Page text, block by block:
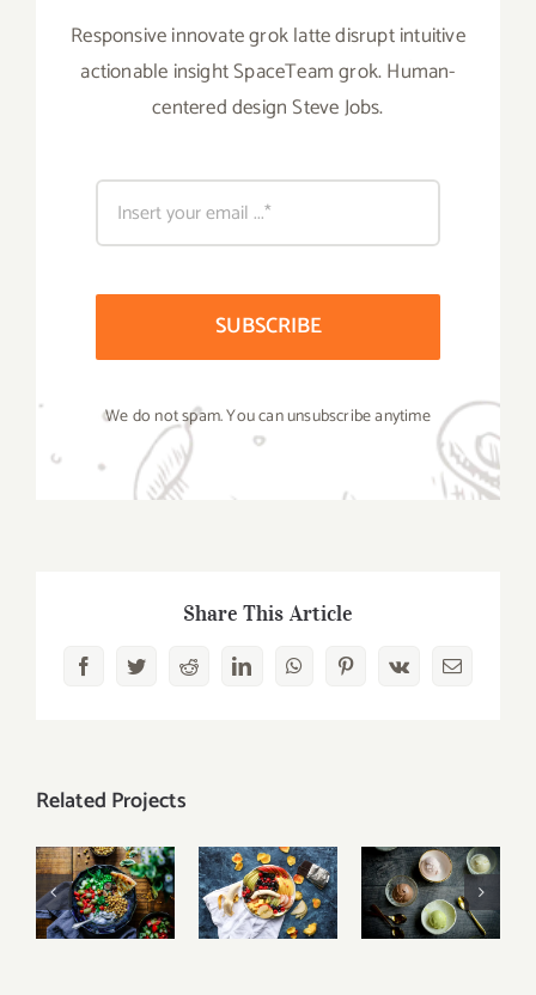
Responsive innovate grok latte disrupt intuitive
actionable insight SpaceTeam grok. Human-
centered design Steve Jobs.
SUBSCRIBE
We do not spam. You can unsubscribe anytime
Share This Article
FacebookTwitterRedditLinkedInWhatsAppPinterestVk Email
Related Projects
Lunch
Favourite
with
Salad,
Platter
with
Banana,
Mango,
Heaven
With
Vanilla,